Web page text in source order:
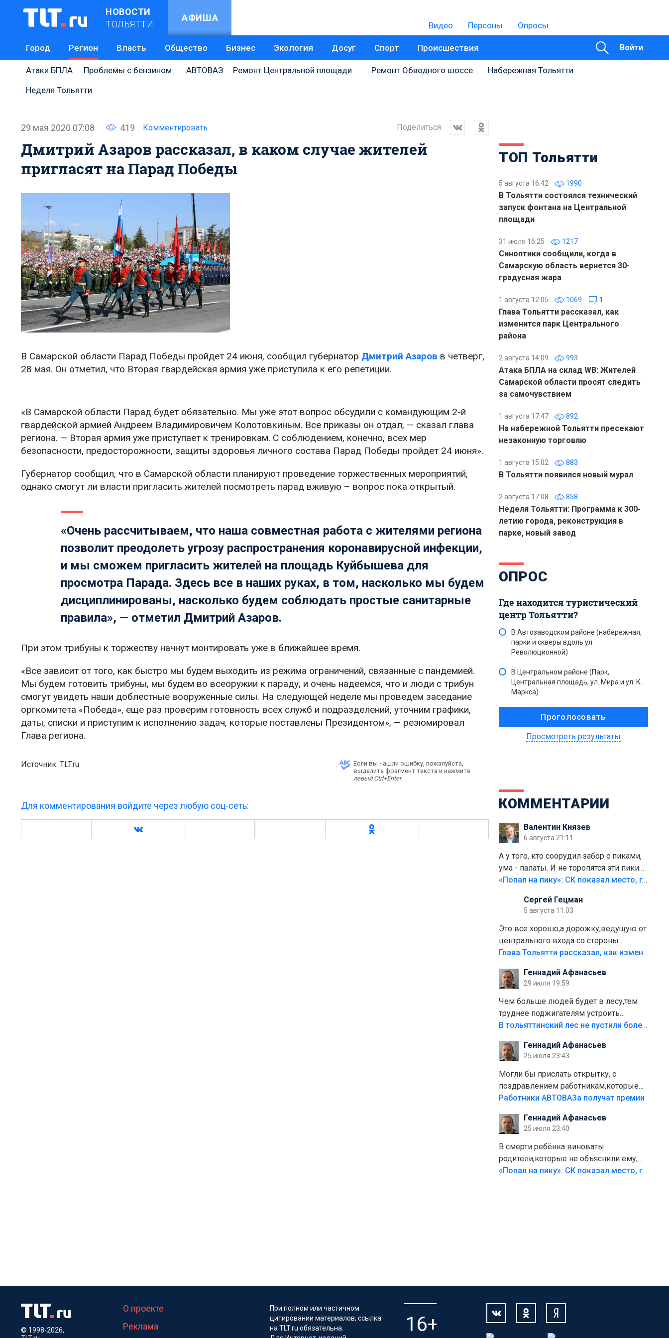
НОВОСТИ
ТОЛЬЯТТИ
АФИША
Видео Персоны Опросы
Город Регион Власть Общество Бизнес Экология Досуг Спорт Происшествия Войти
Атаки БПЛА Проблемы с бензином АВТОВАЗ Ремонт Центральной площади Ремонт Обводного шоссе
Набережная Тольятти
Неделя Тольятти
29 мая 2020 07:08 419 Комментировать Поделиться
Дмитрий Азаров рассказал, в каком случае жителей
пригласят на Парад Победы
В Самарской области Парад Победы пройдет 24 июня, сообщил губернатор Дмитрий Азаров в четверг,
28 мая. Он отметил, что Вторая гвардейская армия уже приступила к его репетиции.
«В Самарской области Парад будет обязательно. Мы уже этот вопрос обсудили с командующим 2-й
гвардейской армией Андреем Владимировичем Колотовкиным. Все приказы он отдал, — сказал глава
региона. — Вторая армия уже приступает к тренировкам. С соблюдением, конечно, всех мер
безопасности, предосторожности, защиты здоровья личного состава Парад Победы пройдет 24 июня».
Губернатор сообщил, что в Самарской области планируют проведение торжественных мероприятий,
однако смогут ли власти пригласить жителей посмотреть парад вживую – вопрос пока открытый.
«Очень рассчитываем, что наша совместная работа с жителями региона
позволит преодолеть угрозу распространения коронавирусной инфекции,
и мы сможем пригласить жителей на площадь Куйбышева для
просмотра Парада. Здесь все в наших руках, в том, насколько мы будем
дисциплинированы, насколько будем соблюдать простые санитарные
правила», — отметил Дмитрий Азаров.
При этом трибуны к торжеству начнут монтировать уже в ближайшее время.
«Все зависит от того, как быстро мы будем выходить из режима ограничений, связанные с пандемией.
Мы будем готовить трибуны, мы будем во всеоружии к параду, и очень надеемся, что и люди с трибун
смогут увидеть наши доблестные вооруженные силы. На следующей неделе мы проведем заседание
оргкомитета «Победа», еще раз проверим готовность всех служб и подразделений, уточним графики,
даты, списки и приступим к исполнению задач, которые поставлены Президентом», — резюмировал
Глава региона.
Источник: TLT.ru
Если вы нашли ошибку, пожалуйста,
выделите фрагмент текста и нажмите
левый Ctrl+Enter.
Для комментирования войдите через любую соц-сеть:
ТОП Тольятти
5 августа 16:42 1990
В Тольятти состоялся технический
запуск фонтана на Центральной
площади
31 июля 16:25 1217
Синоптики сообщили, когда в
Самарскую область вернется 30-
градусная жара
1 августа 12:05 1069 1
Глава Тольятти рассказал, как
изменится парк Центрального
района
2 августа 14:09 993
Атака БПЛА на склад WB: Жителей
Самарской области просят следить
за самочувствием
1 августа 17:47 892
На набережной Тольятти пресекают
незаконную торговлю
1 августа 15:02 883
В Тольятти появился новый мурал
2 августа 17:08 858
Неделя Тольятти: Программа к 300-
летию города, реконструкция в
парке, новый завод
ОПРОС
Где находится туристический
центр Тольятти?
В Автозаводском районе (набережная,
парки и скверы вдоль ул.
Революционной)
В Центральном районе (Парк,
Центральная площадь, ул. Мира и ул. К.
Маркса)
Просмотреть результаты
КОММЕНТАРИИ
Валентин Князев
6 августа 21:11
А у того, кто соорудил забор с пиками,
ума - палаты. И не торопятся эти пики
срезать
«Попал на пику»: СК показал место, где был смертельно травмирован ребенок в Тольятти
Сергей Гецман
5 августа 11:03
Это все хорошо,а дорожку,ведущую от
центрального входа со стороны
кафе"Мираж" к аттракционам слабо
плитки не хватило,т.к.осенью и зимой
лежала в парке и испортилась.Да
еще,видимо,часть украли.
Глава Тольятти рассказал, как изменится парк Центрального района
Геннадий Афанасьев
29 июля 19:59
Чем больше людей будет в лесу,тем
труднее поджигателям устроить
пожар.Тех кто разводит костры,тех
полно стоит,почему водители всё
равно едут в лес? Штрафы мизерные.
В тольяттинский лес не пустили более тысячи автомобилей
Геннадий Афанасьев
25 июля 23:43
Могли бы прислать открытку, с
поздравлением работникам,которые
больше сорока лет отработали на
Работники АВТОВАЗа получат премии
Геннадий Афанасьев
25 июля 23:40
В смерти ребёнка виноваты
родители,которые не объяснили ему,
что такое хорошо и что такое плохо!
«Попал на пику»: СК показал место, где был смертельно травмирован ребенок в Тольятти
© 1998-2026,
О проекте
Реклама
При полном или частичном
цитировании материалов, ссылка
на TLT.ru обязательна.